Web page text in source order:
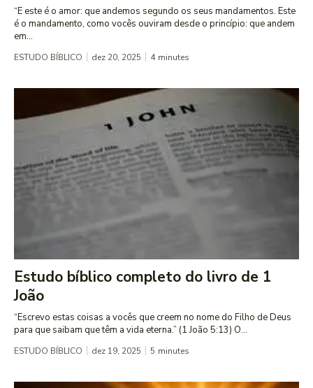
“E este é o amor: que andemos segundo os seus mandamentos. Este
é o mandamento, como vocês ouviram desde o princípio: que andem
em...
ESTUDO BÍBLICO dez 20, 2025 4 minutes
Estudo bíblico completo do livro de 1
João
“Escrevo estas coisas a vocês que creem no nome do Filho de Deus
para que saibam que têm a vida eterna.” (1 João 5:13) O...
ESTUDO BÍBLICO dez 19, 2025 5 minutes